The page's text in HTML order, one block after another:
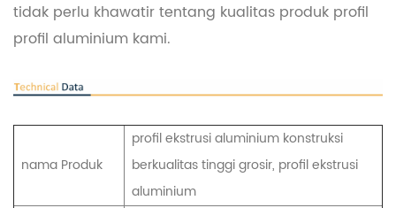
tidak perlu khawatir tentang kualitas produk profil
profil aluminium kami.
nama Produk
profil ekstrusi aluminium konstruksi
berkualitas tinggi grosir, profil ekstrusi
aluminium